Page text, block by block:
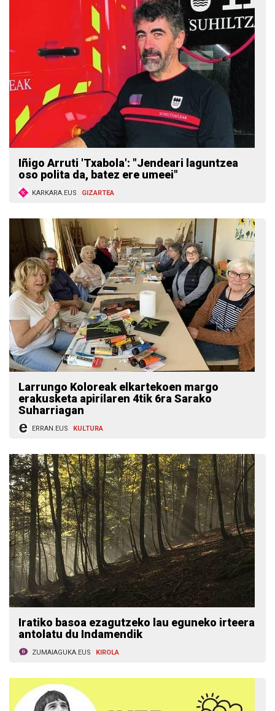
Iñigo Arruti 'Txabola': "Jendeari laguntzea
oso polita da, batez ere umeei"
KARKARA.EUS GIZARTEA
Larrungo Koloreak elkartekoen margo
erakusketa apirilaren 4tik 6ra Sarako
Suharriagan
ERRAN.EUS KULTURA
Iratiko basoa ezagutzeko lau eguneko irteera
antolatu du Indamendik
ZUMAIAGUKA.EUS KIROLA